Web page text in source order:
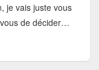
je vais juste vous
de décider…